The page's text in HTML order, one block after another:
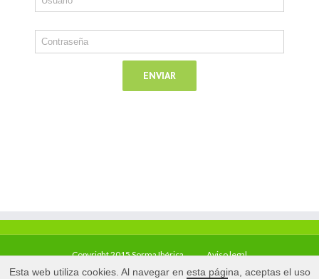
Copyright 2015 Sorma Ibérica Aviso legal
Esta web utiliza cookies. Al navegar en esta página, aceptas el uso